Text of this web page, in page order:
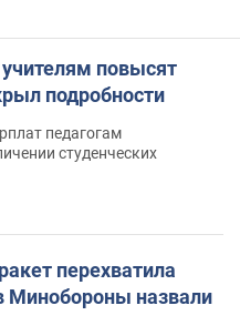
повысят
подробности
педагогам
студенческих
перехватила
Минобороны назвали